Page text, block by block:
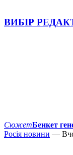
ВИБІР
СюжетБенкет
Росія новини —